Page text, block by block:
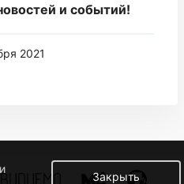
и событий!
2021
Закрыть